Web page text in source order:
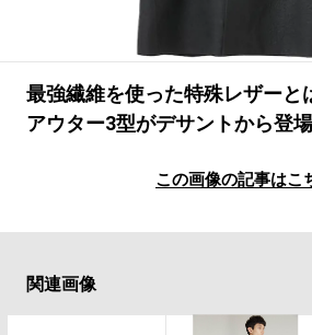
最強繊維を使った特殊レザーと
アウター3型がデサントから登場
この画像の記事はこ
関連画像